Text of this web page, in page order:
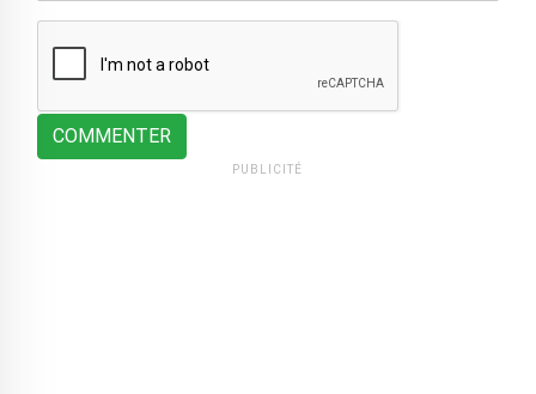
COMMENTER
PUBLICITÉ